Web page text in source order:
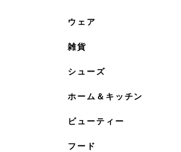
ウェア
雑貨
シューズ
ホーム＆キッチン
ビューティー
フード